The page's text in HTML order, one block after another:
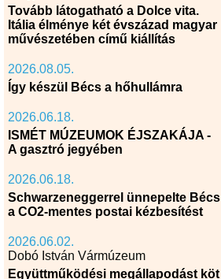
Tovább látogatható a Dolce vita.
Itália élménye két évszázad magyar
művészetében című kiállítás
2026.08.05.
Így készül Bécs a hőhullámra
2026.06.18.
ISMÉT MÚZEUMOK ÉJSZAKÁJA -
A gasztró jegyében
2026.06.18.
Schwarzeneggerrel ünnepelte Bécs
a CO2-mentes postai kézbesítést
2026.06.02.
Dobó István Vármúzeum
Együttműködési megállapodást köt